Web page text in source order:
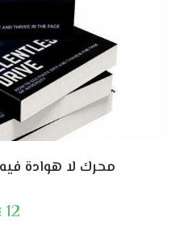
محرك لا هوادة
12